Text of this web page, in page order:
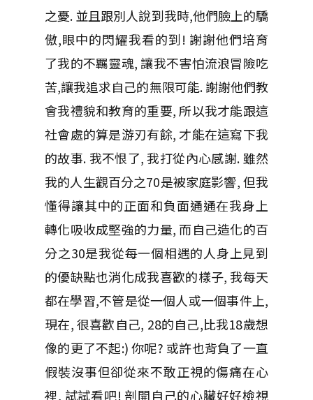
之憂. 並且跟別人說到我時,他們臉上的驕
傲,眼中的閃耀我看的到! 謝謝他們培育
了我的不羈靈魂, 讓我不害怕流浪冒險吃
苦,讓我追求自己的無限可能. 謝謝他們教
會我禮貌和教育的重要, 所以我才能跟這
社會處的算是游刃有餘, 才能在這寫下我
的故事. 我不恨了, 我打從內心感謝. 雖然
我的人生觀百分之70是被家庭影響, 但我
懂得讓其中的正面和負面通通在我身上
轉化吸收成堅強的力量, 而自己造化的百
分之30是我從每一個相遇的人身上見到
的優缺點也消化成我喜歡的樣子, 我每天
都在學習,不管是從一個人或一個事件上,
現在, 很喜歡自己, 28的自己,比我18歲想
像的更了不起:) 你呢? 或許也背負了一直
假裝沒事但卻從來不敢正視的傷痛在心
裡, 試試看吧! 剖開自己的心臟好好檢視